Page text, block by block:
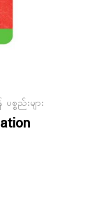
စည်းများ